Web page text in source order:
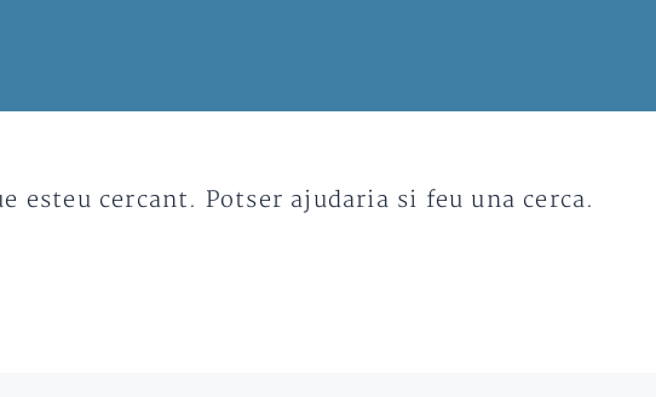
esteu cercant. Potser ajudaria si feu una cerca.